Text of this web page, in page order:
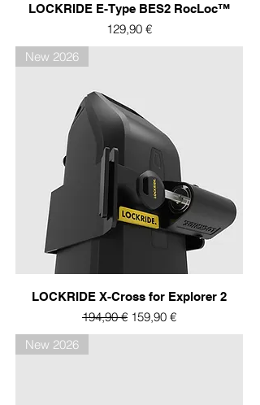
LOCKRIDE E-Type BES2 RocLoc™
Prix
129,90 €
New 2026
LOCKRIDE X-Cross for Explorer 2
Prix original
194,90 € Prix promotionnel
159,90 €
New 2026